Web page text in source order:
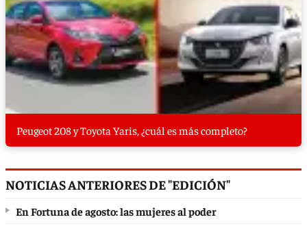
Peugeot 208 y Toyota Yaris, ¿cuál es más completo?
NOTICIAS ANTERIORES DE "EDICIÓN"
En Fortuna de agosto: las mujeres al poder